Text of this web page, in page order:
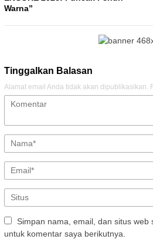
Warna”
Tinggalkan Balasan
Alamat email Anda tidak akan dipublikasikan.
Simpan nama, email, dan situs
untuk komentar saya berikutnya.